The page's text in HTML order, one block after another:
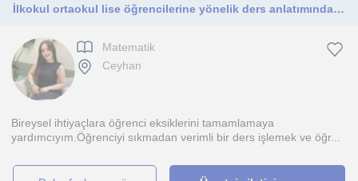
İlkokul ortaokul lise öğrencilerine yönelik ders anlatımında yardımcı
Matematik
Ceyhan
Bireysel ihtiyaçlara öğrenci eksiklerini tamamlamaya
yardımcıyım.Öğrenciyi sıkmadan verimli bir ders işlemek ve öğr...